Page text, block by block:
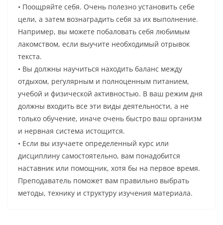
• Поощряйте себя. Очень полезно установить себе
цели, а затем вознаградить себя за их выполнение.
Например, вы можете побаловать себя любимым
лакомством, если выучите необходимый отрывок
текста.
• Вы должны научиться находить баланс между
отдыхом, регулярным и полноценным питанием,
учебой и физической активностью. В ваш режим дня
должны входить все эти виды деятельности, а не
только обучение, иначе очень быстро ваш организм
и нервная система истощится.
• Если вы изучаете определенный курс или
дисциплину самостоятельно, вам понадобится
наставник или помощник, хотя бы на первое время.
Преподаватель поможет вам правильно выбрать
методы, технику и структуру изучения материала.